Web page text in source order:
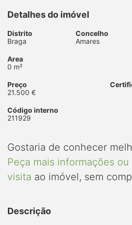
Detalhes do imóvel
Distrito
Braga
Concelho
Amares
Area
0 m²
Preço
21.500 €
Código interno
211929
Gostaria de conhecer
Peça mais informações
visita ao imóvel, sem
Descrição